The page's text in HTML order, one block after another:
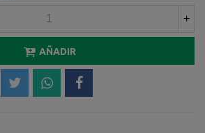
+
AÑADIR